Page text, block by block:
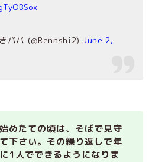
パパ (@Rennshi2) June 2,
めたての頃は、そばで見守
下さい。その繰り返しで年
1人でできるようになりま